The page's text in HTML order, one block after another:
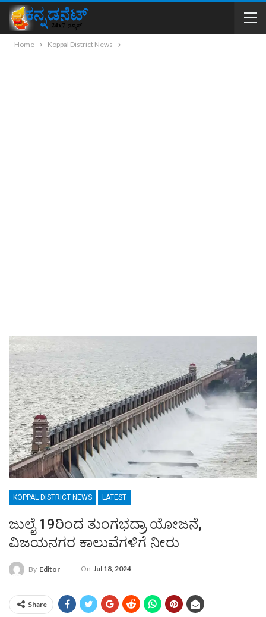
Home Koppal District News
KOPPAL DISTRICT NEWS LATEST
ಜುಲೈ 19ರಿಂದ ತುಂಗಭದ್ರಾ ಯೋಜನೆ,
ವಿಜಯನಗರ ಕಾಲುವೆಗಳಿಗೆ ನೀರು
By Editor On Jul 18, 2024
Share